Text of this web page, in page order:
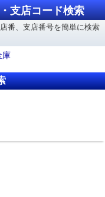
支店コード検索
番、支店番号を簡単に検索
庫